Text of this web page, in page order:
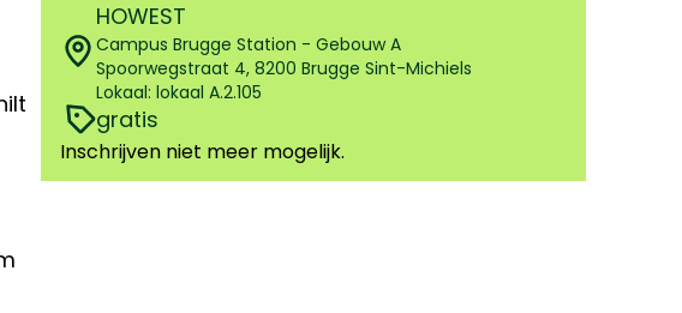
HOWEST
Campus Brugge Station - Gebouw A
Spoorwegstraat 4, 8200 Brugge Sint-Michiels
Lokaal: lokaal A.2.105
gratis
Inschrijven niet meer mogelijk.